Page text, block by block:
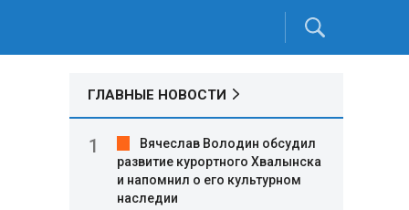
ГЛАВНЫЕ НОВОСТИ
Вячеслав Володин обсудил
развитие курортного Хвалынска
и напомнил о его культурном
наследии